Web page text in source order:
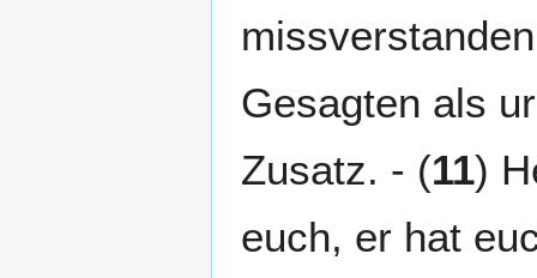
Gesagten als
Zusatz. - (11)
euch, er hat